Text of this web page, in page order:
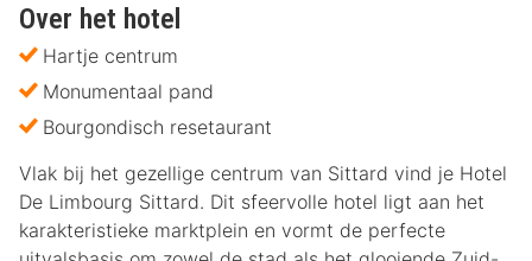
Over het hotel
Hartje centrum
Monumentaal pand
Bourgondisch resetaurant
Vlak bij het gezellige centrum van Sittard vind je Hotel
De Limbourg Sittard. Dit sfeervolle hotel ligt aan het
karakteristieke marktplein en vormt de perfecte